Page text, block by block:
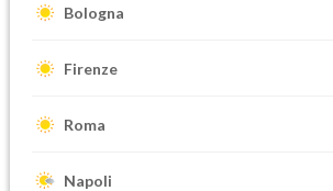
Bologna
Firenze
Roma
Napoli